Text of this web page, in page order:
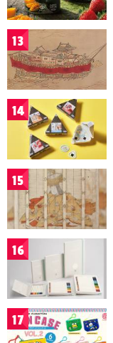
13
14
15
16
17